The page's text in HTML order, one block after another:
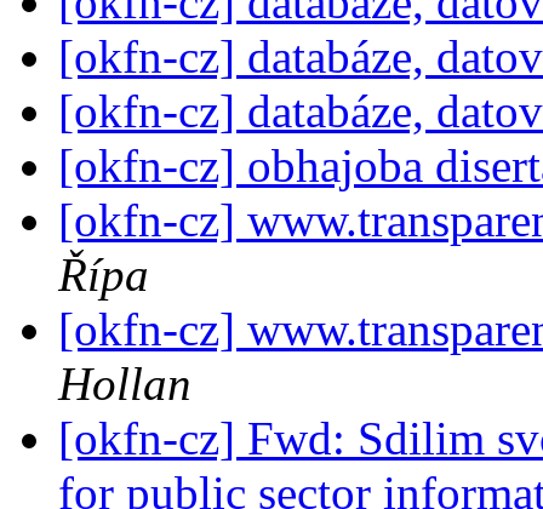
[okfn-cz] databáze,
[okfn-cz] databáze,
[okfn-cz] obhajoba
[okfn-cz]
Řípa
[okfn-cz]
Hollan
[okfn-cz] Fwd: Sdilim
for public sector